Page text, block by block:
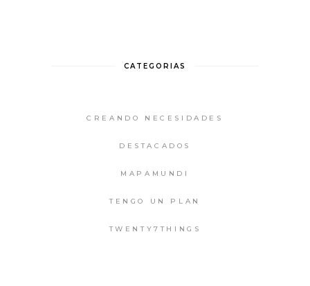
CATEGORIAS
CREANDO NECESIDADES
DESTACADOS
MAPAMUNDI
TENGO UN PLAN
TWENTY7THINGS